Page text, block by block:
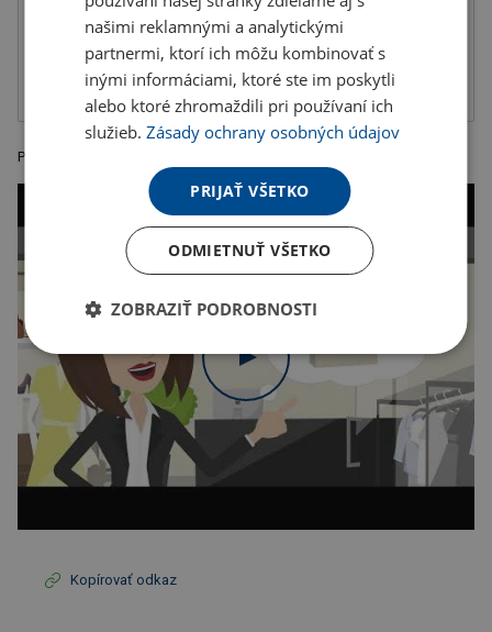
Digitálna
transferová tlač
Transférová
Plážová alebo nákupná taška z bavlny 220gr / m. Krútená držadlá.
Kopírovať odkaz
našimi reklamnými a analytickými
partnermi, ktorí ich môžu kombinovať s
inými informáciami, ktoré ste im poskytli
alebo ktoré zhromaždili pri používaní ich
služieb.Zásady ochrany osobných údajov
PRIJAŤ VŠETKO
ODMIETNUŤ VŠETKO
ZOBRAZIŤ PODROBNOSTI